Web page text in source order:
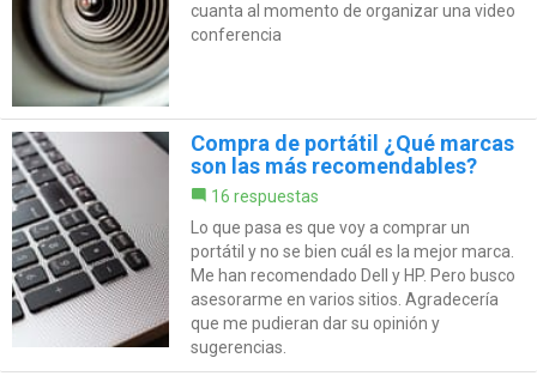
cuanta al momento de organizar una video
conferencia
Compra de portátil ¿Qué marcas
son las más recomendables?
16 respuestas
Lo que pasa es que voy a comprar un
portátil y no se bien cuál es la mejor marca.
Me han recomendado Dell y HP. Pero busco
asesorarme en varios sitios. Agradecería
que me pudieran dar su opinión y
sugerencias.